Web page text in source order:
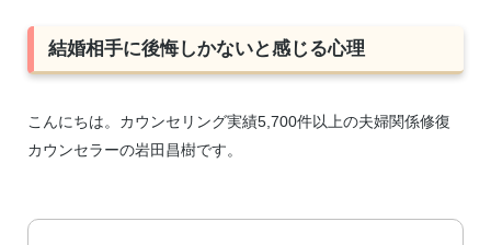
結婚相手に後悔しかないと感じる心理
こんにちは。カウンセリング実績5,700件以上の夫婦関係修復
カウンセラーの岩田昌樹です。